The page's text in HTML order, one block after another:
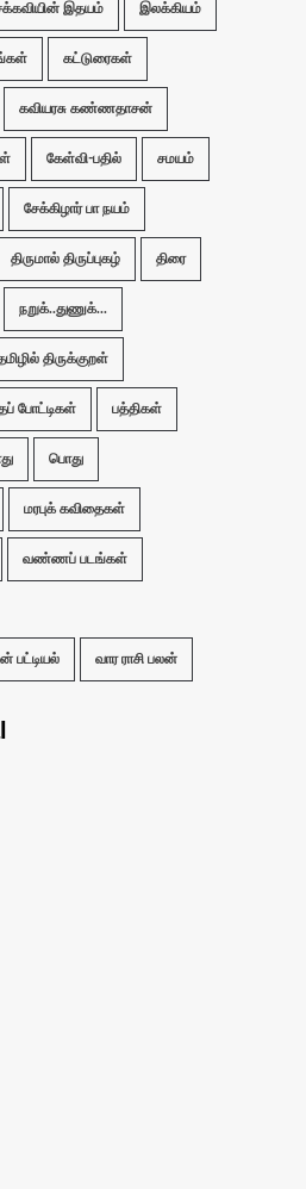
இதயம் இலக்கியம்
கட்டுரைகள்
கவியரசு கண்ணதாசன்
கேள்வி-பதில் சமயம்
சேக்கிழார் பா நயம்
திருமால் திருப்புகழ் திரை
நறுக்..துணுக்...
திருக்குறள்
போட்டிகள் பத்திகள்
பொது
மரபுக் கவிதைகள்
வண்ணப் படங்கள்
பட்டியல் வார ராசி பலன்